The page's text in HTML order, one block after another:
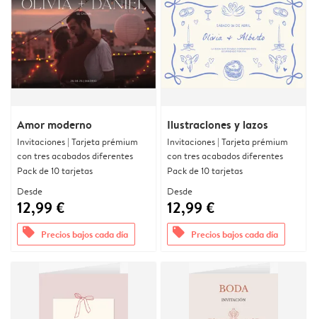
Amor moderno
Invitaciones | Tarjeta prémium
con tres acabados diferentes
Pack de 10 tarjetas
Desde
12,99 €
offers Precios bajos cada día
Ilustraciones y lazos
Invitaciones | Tarjeta prémium
con tres acabados diferentes
Pack de 10 tarjetas
Desde
12,99 €
offers Precios bajos cada día